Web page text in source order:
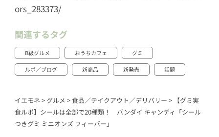
ors_283373/
関連するタグ
B級グルメ おうちカフェ グミ
ルポ／ブログ 新商品 新発売 話題
イエモネ > グルメ >食品／テイクアウト／デリバリー > 【グミ実
食ルポ】シールは全部で20種類！ バンダイ キャンディ「シール
つきグミ ミニオンズ フィーバー」